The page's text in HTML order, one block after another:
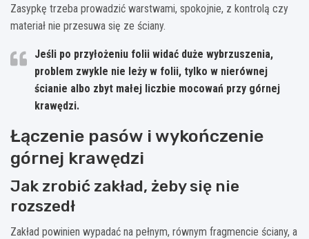
Zasypkę trzeba prowadzić warstwami, spokojnie, z kontrolą czy
materiał nie przesuwa się ze ściany.
Jeśli po przyłożeniu folii widać duże wybrzuszenia,
problem zwykle nie leży w folii, tylko w nierównej
ścianie albo zbyt małej liczbie mocowań przy górnej
krawędzi.
Łączenie pasów i wykończenie
górnej krawędzi
Jak zrobić zakład, żeby się nie
rozszedł
Zakład powinien wypadać na pełnym, równym fragmencie ściany, a